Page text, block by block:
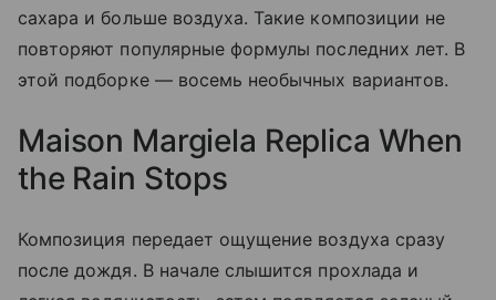
сахара и больше воздуха. Такие композиции не
повторяют популярные формулы последних лет. В
этой подборке — восемь необычных вариантов.
Maison Margiela Replica When
the Rain Stops
Композиция передает ощущение воздуха сразу
после дождя. В начале слышится прохлада и